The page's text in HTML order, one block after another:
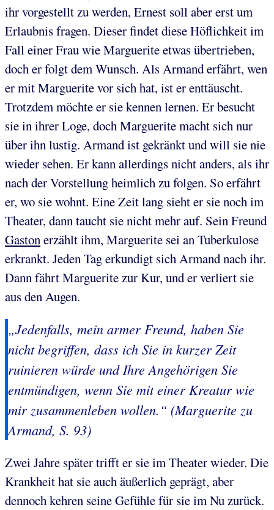
ihr vorgestellt zu werden, Ernest soll aber erst um
Erlaubnis fragen. Dieser findet diese Höflichkeit im
Fall einer Frau wie Marguerite etwas übertrieben,
doch er folgt dem Wunsch. Als Armand erfährt, wen
er mit Marguerite vor sich hat, ist er enttäuscht.
Trotzdem möchte er sie kennen lernen. Er besucht
sie in ihrer Loge, doch Marguerite macht sich nur
über ihn lustig. Armand ist gekränkt und will sie nie
wieder sehen. Er kann allerdings nicht anders, als ihr
nach der Vorstellung heimlich zu folgen. So erfährt
er, wo sie wohnt. Eine Zeit lang sieht er sie noch im
Theater, dann taucht sie nicht mehr auf. Sein Freund
Gastonerzählt ihm, Marguerite sei an Tuberkulose
erkrankt. Jeden Tag erkundigt sich Armand nach ihr.
Dann fährt Marguerite zur Kur, und er verliert sie
aus den Augen.
„Jedenfalls, mein armer Freund, haben Sie
nicht begriffen, dass ich Sie in kurzer Zeit
ruinieren würde und Ihre Angehörigen Sie
entmündigen, wenn Sie mit einer Kreatur wie
mir zusammenleben wollen.“ (Marguerite zu
Armand, S. 93)
Zwei Jahre später trifft er sie im Theater wieder. Die
Krankheit hat sie auch äußerlich geprägt, aber
dennoch kehren seine Gefühle für sie im Nu zurück.